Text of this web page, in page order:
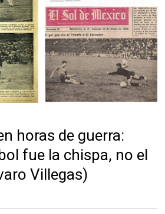
horas de guerra:
fue la chispa, no el
Villegas)